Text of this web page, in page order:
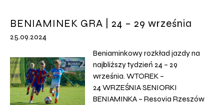
Amelia Polak i Zuzanna Knap –
ramach 8 edycji projektu #OBTT
są objęte […]
BENIAMINEK GRA | 24 – 29 września
25.09.2024
Beniaminkowy rozkład jazdy na
najbliższy tydzień 24 – 29
września. WTOREK –
24 WRZEŚNIA SENIORKI
BENIAMINKA – Resovia Rzeszów